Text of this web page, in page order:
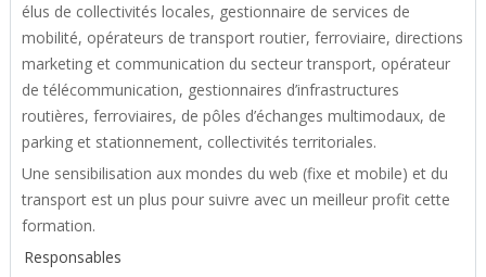
élus de collectivités locales, gestionnaire de services de
mobilité, opérateurs de transport routier, ferroviaire, directions
marketing et communication du secteur transport, opérateur
de télécommunication, gestionnaires d’infrastructures
routières, ferroviaires, de pôles d’échanges multimodaux, de
parking et stationnement, collectivités territoriales.
Une sensibilisation aux mondes du web (fixe et mobile) et du
transport est un plus pour suivre avec un meilleur profit cette
formation.
Responsables